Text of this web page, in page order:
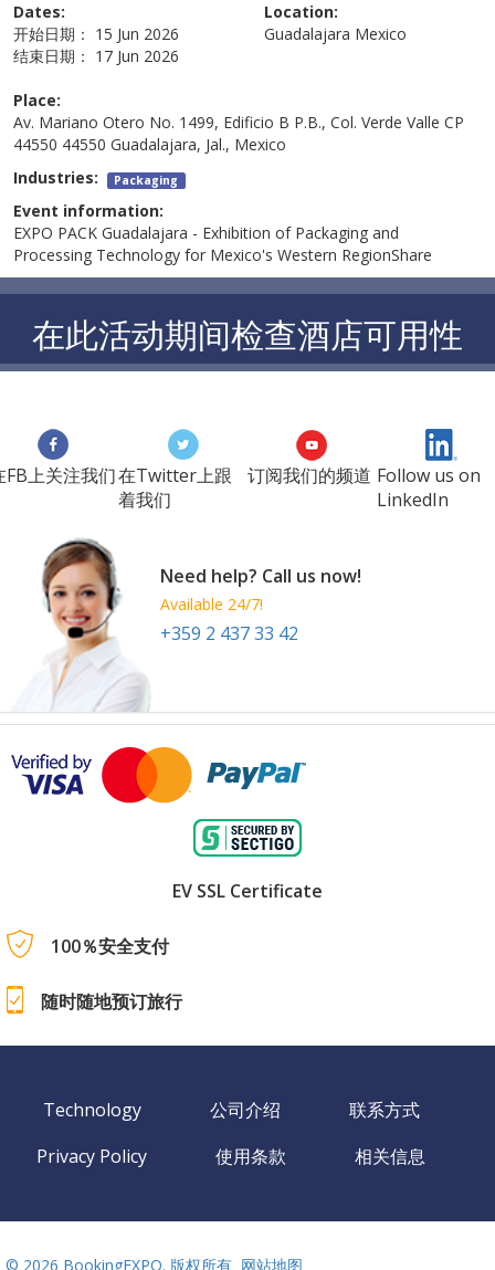
Dates:
开始日期： 15 Jun 2026
结束日期： 17 Jun 2026
Location:
Guadalajara Mexico
Place:
Av. Mariano Otero No. 1499, Edificio B P.B., Col. Verde Valle CP
44550 44550 Guadalajara, Jal., Mexico
Industries: Packaging
Event information:
EXPO PACK Guadalajara - Exhibition of Packaging and
Processing Technology for Mexico's Western RegionShare
在此活动期间检查酒店可用性
FB上关注我们在Twitter上跟
着我们
订阅我们的频道 Follow us on
LinkedIn
Need help? Call us now!
Available 24/7!
+359 2 437 33 42
EV SSL Certificate
100％安全支付
随时随地预订旅行
Technology 公司介绍
联系方式
Privacy Policy
使用条款 相关信息
© 2026 BookingEXPO. 版权所有 网站地图